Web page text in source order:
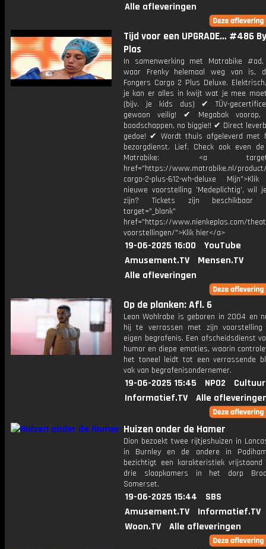
Alle afleveringen
Tijd voor een UPGRADE… #486
Plas
In samenwerking met Matrabike
waar Frenky helemaal weg van is,
Fongers Cargo 2 Plus Deluxe.
je kan er alles in kwijt wat je mee
(bijv. je kids dus) ✔ TÜV-
gewoon veilig! ✔ Megabak voorop,
boodschappen, no biggie!! ✔ Direct
gedoe! ✔ Wordt thuis afgeleverd met
bezorgdienst. Lief. Check ook even
Matrabike: <a
href="https://www.matrabike.nl/
cargo-2-plus-612-wh-deluxe
nieuwe voorstelling 'Medeplichtig', wil
zijn? Tickets zijn beschikbaar
target="_blank"
href="https://www.nienkeplas.com/
voorstellingen/">Klik hier</a>
19-06-2025 16:00
YouTube
Amusement.TV
Mensen.TV
Alle afleveringen
Op de planken: Afl. 6
Leon Wohlrabe is geboren in 2004 en
hij te verrassen met zijn voorstelling
eigen begrafenis. Een afscheidsdienst
humor en diepe emoties, waarin
het toneel leidt tot een verrassende
vak van begrafenisondernemer.
19-06-2025 15:45 NPO2
Informatief.TV
Alle
Huizen onder de Hamer
Dion bezoekt twee rijtjeshuizen in
in Burnley en de andere in
bezichtigt een ​​karakteristiek
drie slaapkamers in het dorp
Somerset.
19-06-2025 15:44
SBS
Amusement.TV
Informatief.TV
Woon.TV
Alle afleveringen